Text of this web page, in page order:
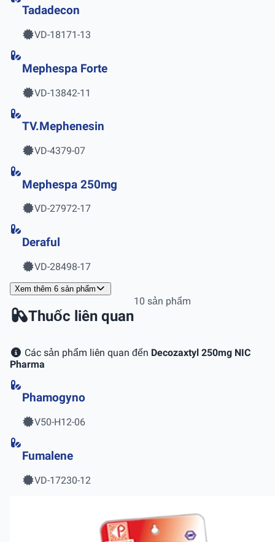
Tadadecon
VD-18171-13
Mephespa Forte
VD-13842-11
TV.Mephenesin
VD-4379-07
Mephespa 250mg
VD-27972-17
Deraful
VD-28498-17
Xem thêm 6 sản phẩm
Thuốc liên quan
10 sản phẩm
Các sản phẩm liên quan đến Decozaxtyl 250mg NIC
Pharma
Phamogyno
V50-H12-06
Fumalene
VD-17230-12